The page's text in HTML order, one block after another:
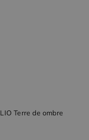
Terre de ombre